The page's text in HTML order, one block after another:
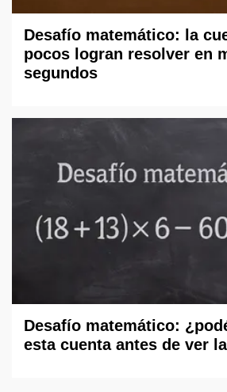
Desafío matemático: la
pocos logran resolver en
segundos
Desafío matemático:
esta cuenta antes de ver